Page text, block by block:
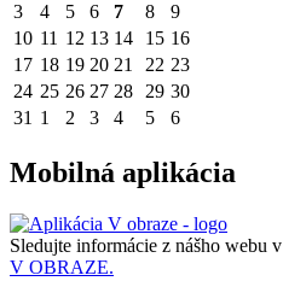
3
4 5 6 7 8
9
10 11 12 13 14 15 16
17 18 19 20 21 22 23
24 25 26 27 28 29 30
31 1 2 3 4 5 6
Mobilná aplikácia
Sledujte informácie z nášho webu v
V OBRAZE.